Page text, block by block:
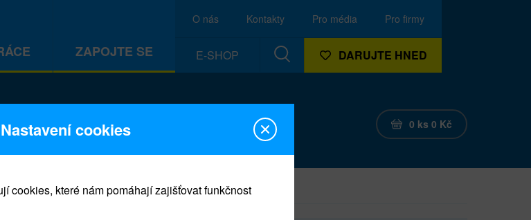
ZAPOJTE SE
O nás Kontakty Pro média Pro firmy
E-SHOP DARUJTE HNED
0 ks 0 Kč
Nastavení cookies
cookies, které nám pomáhají zajišťovat funkčnost